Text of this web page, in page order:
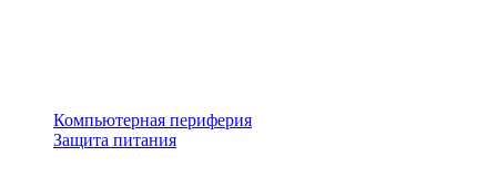
Компьютерная периферия
Защита питания